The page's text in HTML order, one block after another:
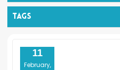
TAGS
11
February,